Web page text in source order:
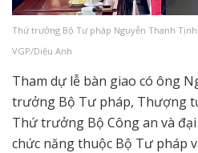
Thứ trưởng Bộ Tư pháp Nguyễn Thanh
VGP/Diệu Anh
Tham dự lễ bàn giao có ông
trưởng Bộ Tư pháp, Thượng
Thứ trưởng Bộ Công an và
chức năng thuộc Bộ Tư pháp